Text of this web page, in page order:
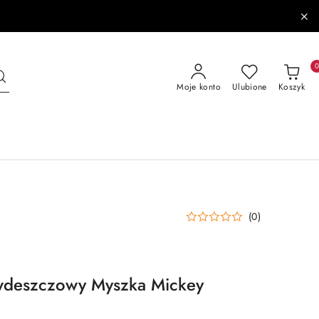
Moje konto Ulubione Koszyk
0
(0)
Myszka Mickey